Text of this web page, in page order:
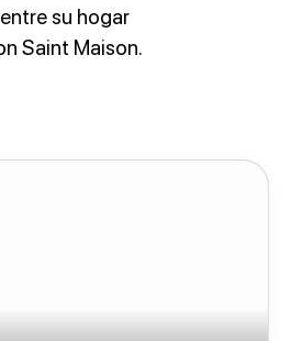
su hogar
Saint Maison.